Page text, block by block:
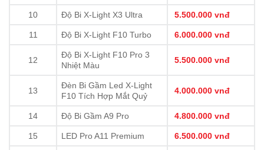
10 Độ Bi X-Light X3 Ultra 5.500.000 vnđ
11 Độ Bi X-Light F10 Turbo 6.000.000 vnđ
12
Độ Bi X-Light F10 Pro 3
Nhiệt Màu
5.500.000 vnđ
13
Đèn Bi Gầm Led X-Light
F10 Tích Hợp Mắt Quỷ
4.000.000 vnđ
14 Độ Bi Gầm A9 Pro 4.800.000 vnđ
15 LED Pro A11 Premium 6.500.000 vnđ